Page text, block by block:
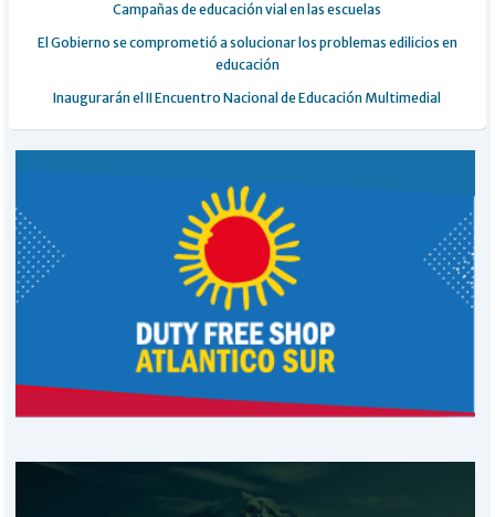
Campañas de educación vial en las escuelas
El Gobierno se comprometió a solucionar los problemas edilicios en
educación
Inaugurarán el II Encuentro Nacional de Educación Multimedial